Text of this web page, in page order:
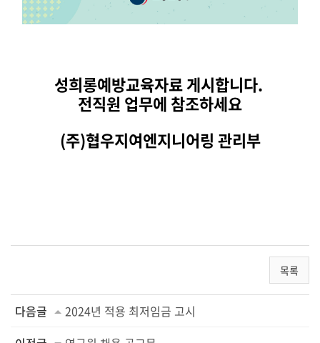
성희롱예방교육자료 게시합니다.
전직원 업무에 참조하세요
(주)협우지여엔지니어링 관리부
목록
다음글
2024년 적용 최저임금 고시